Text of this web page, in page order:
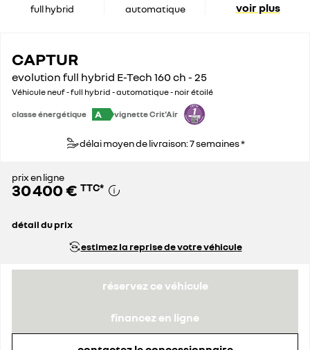
full hybrid automatique voir plus
CAPTUR
evolution full hybrid E-Tech 160 ch - 25
Véhicule neuf - full hybrid - automatique - noir étoilé
classe énergétique A vignette Crit'Air
délai moyen de livraison: 7 semaines *
prix en ligne
30 400 € TTC*
détail du prix
remise concessionnaire déduiteestimez la reprise de votre véhicule
réservez ce véhicule
financez en ligne